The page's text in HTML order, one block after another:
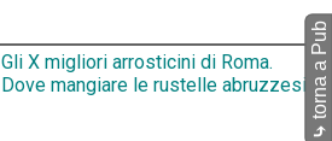
Gli X migliori arrosticini di Roma.
Dove mangiare le rustelle abruzzesi.
⤷
torna a Pub